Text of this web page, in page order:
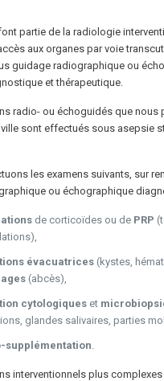
partie de la radiologie
aux organes par voie
guidage radiographique ou
et thérapeutique.
radio- ou échoguidés que nous
sont effectués sous asepsie
les examens suivants, sur
ou échographique
de corticoïdes ou de PRP
évacuatrices (kystes,
(abcès),
cytologiqueset
glandes salivaires, parties
supplémentation
interventionnels plus